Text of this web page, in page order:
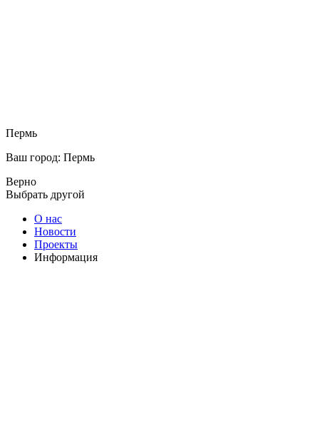
Пермь
Ваш город: Пермь
Верно
Выбрать другой
О нас
Новости
Проекты
Информация